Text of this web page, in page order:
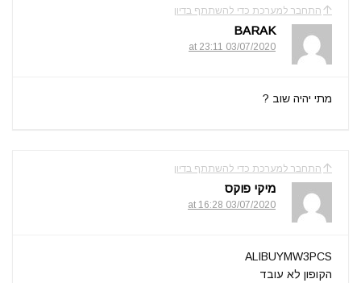
התחבר למערכת כדי להשתתף בדיון
BARAK
03/07/2020 at 23:11
מתי יהיה שוב ?
התחבר למערכת כדי להשתתף בדיון
מיקי פוקס
03/07/2020 at 16:28
ALIBUYMW3PCS
הקופון לא עובד